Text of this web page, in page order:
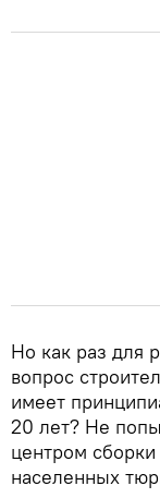
Но как раз для
вопрос
имеет
20 лет? Не
центром
населенных